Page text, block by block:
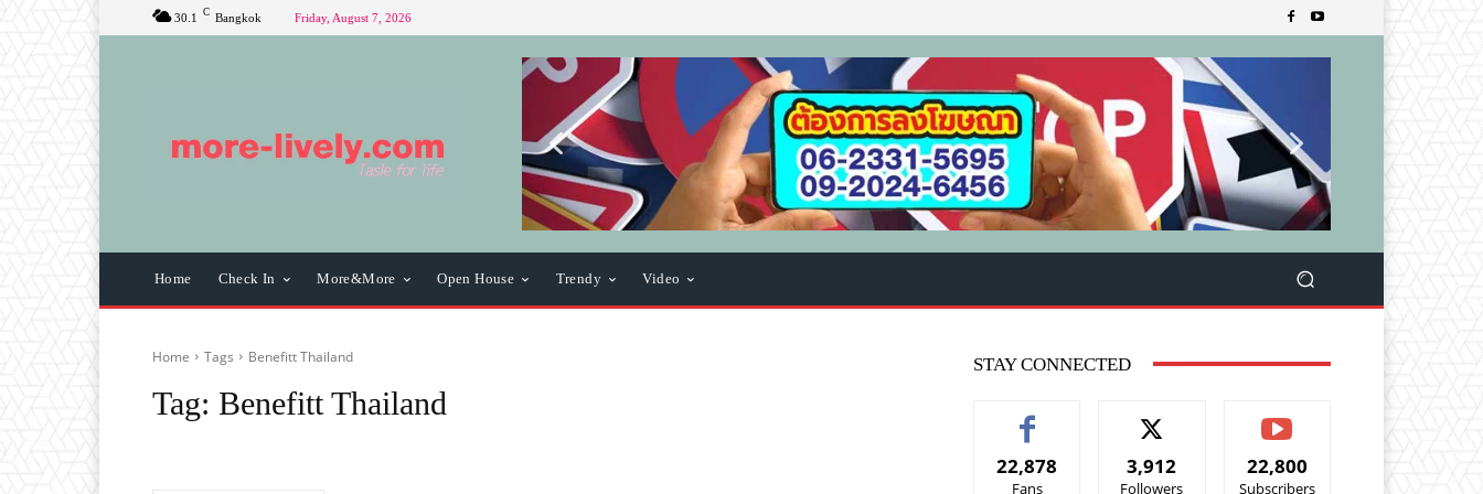
30.1 C Bangkok Friday, August 7, 2026
Home Check In More&More Open House Trendy Video
Home Tags Benefitt Thailand
Tag: Benefitt Thailand
STAY CONNECTED
22,878
Fans
3,912
Followers
22,800
Subscribers